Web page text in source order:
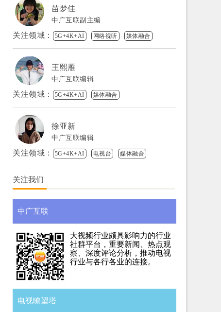
苗梦佳
中广互联副主编
关注领域： 5G+4K+AI 网络视听 媒体融合
王熙雁
中广互联编辑
关注领域： 5G+4K+AI 媒体融合
徐亚新
中广互联编辑
关注领域： 5G+4K+AI 电视台 媒体融合
关注我们
中广互联
大视频行业颇具影响力的行业
社群平台，重要新闻、热点观
察、深度评论分析，推动电视
行业与各行各业的连接。
电视瞭望塔